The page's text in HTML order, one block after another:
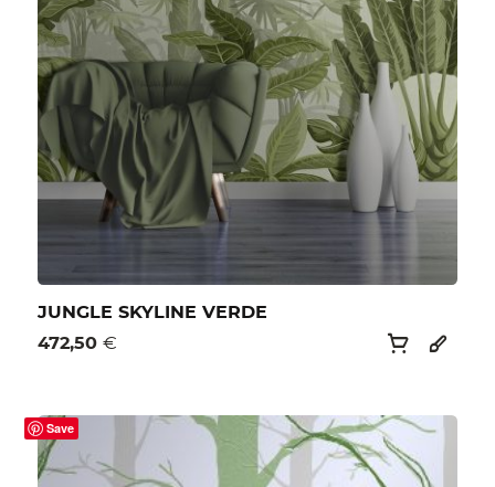
JUNGLE SKYLINE VERDE
472,50€
Save